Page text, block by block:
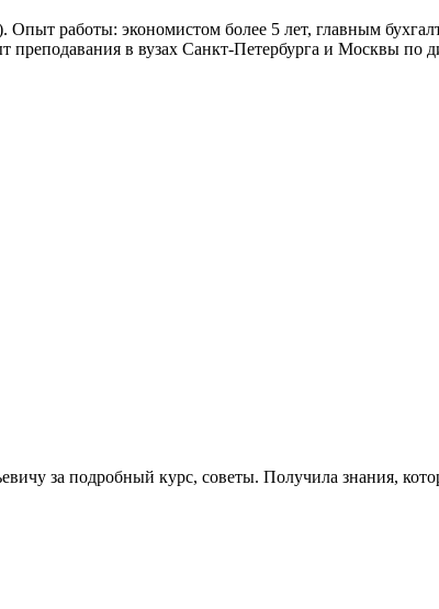
работы: экономистом более 5 лет, главным
в вузах Санкт-Петербурга и Москвы по
за подробный курс, советы. Получила знания,